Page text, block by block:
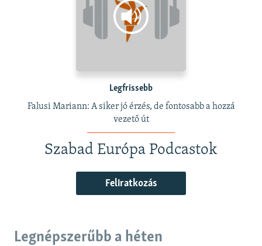
Legfrissebb
Falusi Mariann: A siker jó érzés, de fontosabb a hozzá
vezető út
Szabad Európa Podcastok
Feliratkozás
Legnépszerűbb a héten